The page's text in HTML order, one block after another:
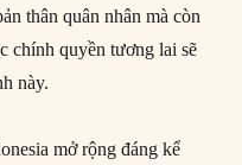
thân quân nhân mà còn
chính quyền tương lai sẽ
này.
mở rộng đáng kể